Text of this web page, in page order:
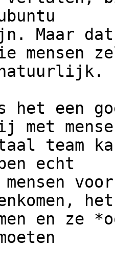
Maar dat
mensen
natuurlijk.
het een
met
team
echt
mensen
het
en ze